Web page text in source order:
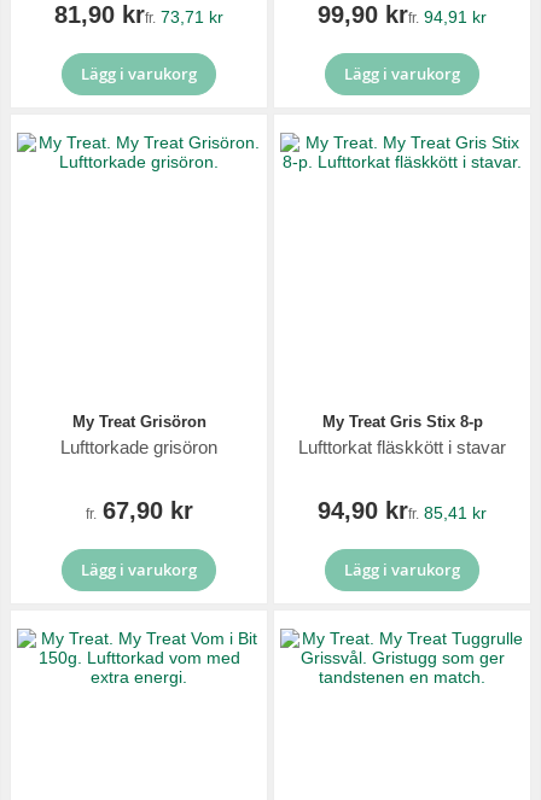
81,90 krfr. 73,71 kr
Lägg i varukorg
99,90 krfr. 94,91 kr
Lägg i varukorg
My Treat Grisöron
Lufttorkade grisöron
fr. 67,90 kr
Lägg i varukorg
My Treat Gris Stix 8-p
Lufttorkat fläskkött i stavar
94,90 krfr. 85,41 kr
Lägg i varukorg